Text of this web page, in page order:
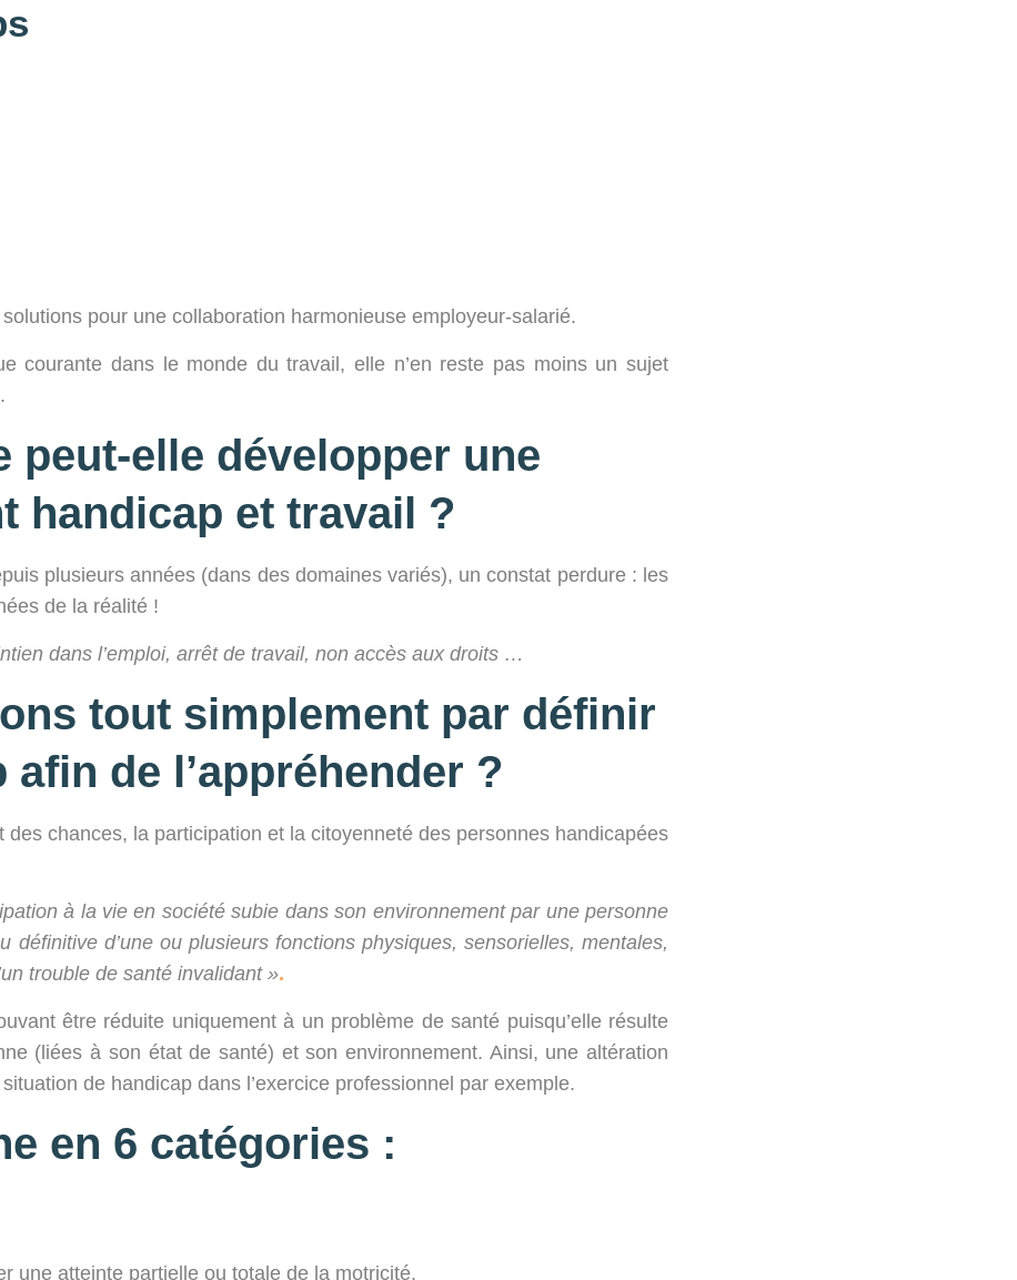
pour une collaboration harmonieuse employeur-salarié.
courante dans le monde du travail, elle n’en reste pas moins un sujet
peut-elle développer une
handicap et travail ?
plusieurs années (dans des domaines variés), un constat perdure : les
de la réalité !
dans l’emploi, arrêt de travail, non accès aux droits …
tout simplement par définir
de l’appréhender ?
des chances, la participation et la citoyenneté des personnes handicapées
à la vie en société subie dans son environnement par une personne
définitive d’une ou plusieurs fonctions physiques, sensorielles,mentales,
trouble de santé invalidant ».
être réduite uniquement à un problème de santé puisqu’elle résulte
(liées à son état de santé) et son environnement. Ainsi, une altération
de handicap dans l’exercice professionnel par exemple.
en 6 catégories :
une atteinte partielle ou totale de la motricité,